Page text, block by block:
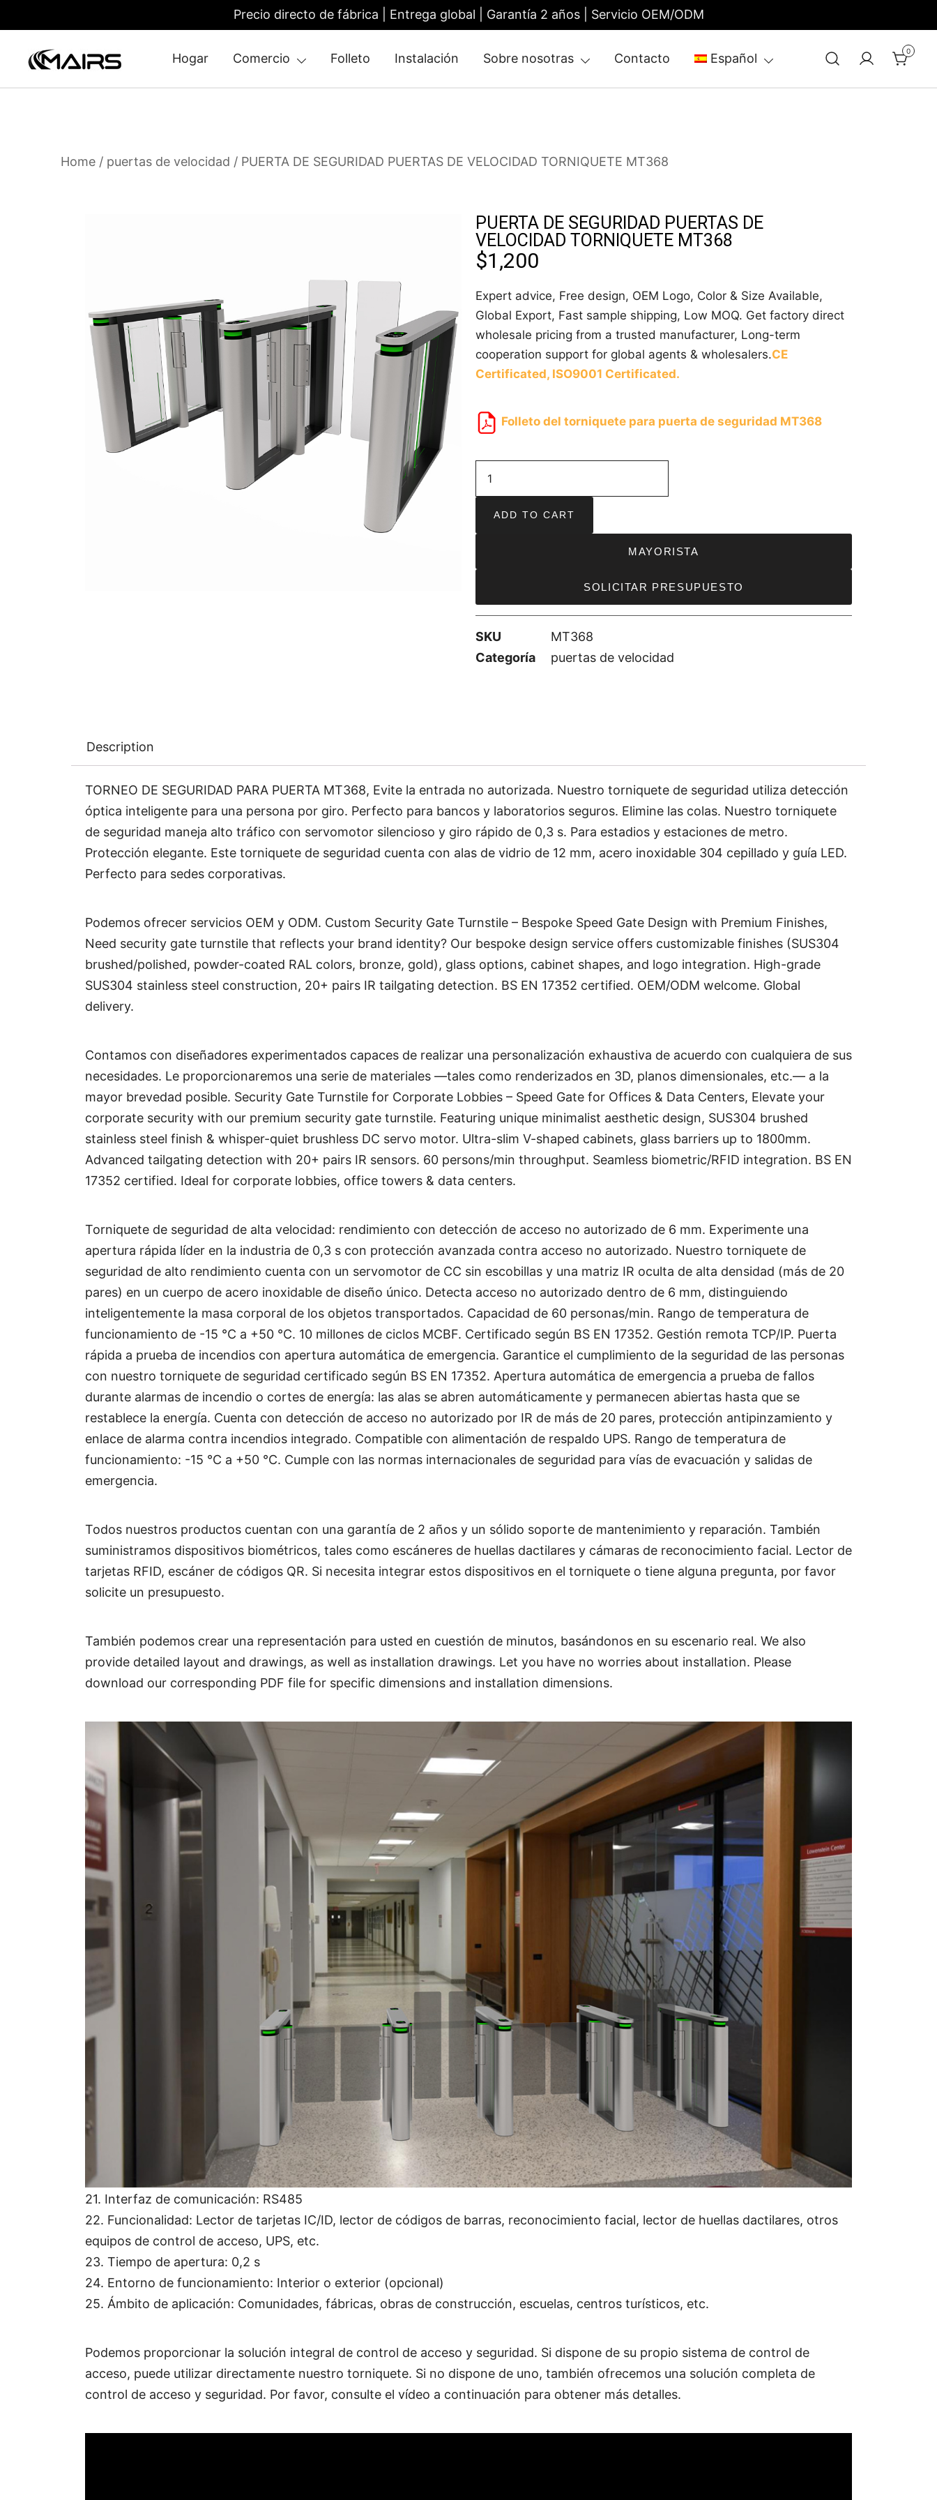
Precio directo de fábrica | Entrega global | Garantía 2 años | Servicio OEM/ODM
Hogar Comercio Folleto Instalación Sobre nosotras Contacto Español 0
Home / puertas de velocidad / PUERTA DE SEGURIDAD PUERTAS DE VELOCIDAD TORNIQUETE MT368
PUERTA DE SEGURIDAD PUERTAS DE
VELOCIDAD TORNIQUETE MT368
$1,200
Expert advice, Free design, OEM Logo, Color & Size Available,
Global Export, Fast sample shipping, Low MOQ. Get factory direct
wholesale pricing from a trusted manufacturer, Long-term
cooperation support for global agents & wholesalers.CE
Certificated, ISO9001 Certificated.
Folleto del torniquete para puerta de seguridad MT368
ADD TO CART
MAYORISTA
SOLICITAR PRESUPUESTO
SKU
MT368
Categoría
puertas de velocidad
Description
TORNEO DE SEGURIDAD PARA PUERTA MT368, Evite la entrada no autorizada. Nuestro torniquete de seguridad utiliza detección
óptica inteligente para una persona por giro. Perfecto para bancos y laboratorios seguros. Elimine las colas. Nuestro torniquete
de seguridad maneja alto tráfico con servomotor silencioso y giro rápido de 0,3 s. Para estadios y estaciones de metro.
Protección elegante. Este torniquete de seguridad cuenta con alas de vidrio de 12 mm, acero inoxidable 304 cepillado y guía LED.
Perfecto para sedes corporativas.
Podemos ofrecer servicios OEM y ODM. Custom Security Gate Turnstile – Bespoke Speed Gate Design with Premium Finishes,
Need security gate turnstile that reflects your brand identity? Our bespoke design service offers customizable finishes (SUS304
brushed/polished, powder-coated RAL colors, bronze, gold), glass options, cabinet shapes, and logo integration. High-grade
SUS304 stainless steel construction, 20+ pairs IR tailgating detection. BS EN 17352 certified. OEM/ODM welcome. Global
delivery.
Contamos con diseñadores experimentados capaces de realizar una personalización exhaustiva de acuerdo con cualquiera de sus
necesidades. Le proporcionaremos una serie de materiales —tales como renderizados en 3D, planos dimensionales, etc.— a la
mayor brevedad posible. Security Gate Turnstile for Corporate Lobbies – Speed Gate for Offices & Data Centers, Elevate your
corporate security with our premium security gate turnstile. Featuring unique minimalist aesthetic design, SUS304 brushed
stainless steel finish & whisper-quiet brushless DC servo motor. Ultra-slim V-shaped cabinets, glass barriers up to 1800mm.
Advanced tailgating detection with 20+ pairs IR sensors. 60 persons/min throughput. Seamless biometric/RFID integration. BS EN
17352 certified. Ideal for corporate lobbies, office towers & data centers.
Torniquete de seguridad de alta velocidad: rendimiento con detección de acceso no autorizado de 6 mm. Experimente una
apertura rápida líder en la industria de 0,3 s con protección avanzada contra acceso no autorizado. Nuestro torniquete de
seguridad de alto rendimiento cuenta con un servomotor de CC sin escobillas y una matriz IR oculta de alta densidad (más de 20
pares) en un cuerpo de acero inoxidable de diseño único. Detecta acceso no autorizado dentro de 6 mm, distinguiendo
inteligentemente la masa corporal de los objetos transportados. Capacidad de 60 personas/min. Rango de temperatura de
funcionamiento de -15 °C a +50 °C. 10 millones de ciclos MCBF. Certificado según BS EN 17352. Gestión remota TCP/IP. Puerta
rápida a prueba de incendios con apertura automática de emergencia. Garantice el cumplimiento de la seguridad de las personas
con nuestro torniquete de seguridad certificado según BS EN 17352. Apertura automática de emergencia a prueba de fallos
durante alarmas de incendio o cortes de energía: las alas se abren automáticamente y permanecen abiertas hasta que se
restablece la energía. Cuenta con detección de acceso no autorizado por IR de más de 20 pares, protección antipinzamiento y
enlace de alarma contra incendios integrado. Compatible con alimentación de respaldo UPS. Rango de temperatura de
funcionamiento: -15 °C a +50 °C. Cumple con las normas internacionales de seguridad para vías de evacuación y salidas de
emergencia.
Todos nuestros productos cuentan con una garantía de 2 años y un sólido soporte de mantenimiento y reparación. También
suministramos dispositivos biométricos, tales como escáneres de huellas dactilares y cámaras de reconocimiento facial. Lector de
tarjetas RFID, escáner de códigos QR. Si necesita integrar estos dispositivos en el torniquete o tiene alguna pregunta, por favor
solicite un presupuesto.
También podemos crear una representación para usted en cuestión de minutos, basándonos en su escenario real. We also
provide detailed layout and drawings, as well as installation drawings. Let you have no worries about installation. Please
download our corresponding PDF file for specific dimensions and installation dimensions.
Parámetro técnico:
1. Tamaño: 1400*150*980 mm (se puede personalizar)
2. Ancho de carril: 600 mm (estándar) 900 mm (discapacitados)
3. Material del brazo: Vidrio templado
4. Velocidad de paso: 40 personas/min
5. Fuente de alimentación: 110V/220V 50/60hz
6. Motor sin escobillas: 40W
7. Señal de puerta abierta: contacto seco/relé
8. Motor de conducción: 24V
9. Peso: 70 kg/unidad
10. Mecanismo antigolpes, se reinicia automáticamente cuando se encuentra con un impacto de fuerza
11. Casing Material: 304 stainless steel
12. Fiabilidad del mecanismo: 5 millones, sin culpa
13. Luces LED en los brazos disponibles
14. Recubrimiento en polvo color oro rosa disponible
15. Brazo con sensor Hall para mayor precisión
16. Dirección de funcionamiento: Bidireccional/Unidireccional
17. Situación de emergencia: Apertura automática en caso de corte de energía. Batería de respaldo integrada
18. Humedad: ≤90%
19. Temperatura de funcionamiento: -20℃～60℃
20. Distancia de comunicación: ≤1200 m
21. Interfaz de comunicación: RS485
22. Funcionalidad: Lector de tarjetas IC/ID, lector de códigos de barras, reconocimiento facial, lector de huellas dactilares, otros
equipos de control de acceso, UPS, etc.
23. Tiempo de apertura: 0,2 s
24. Entorno de funcionamiento: Interior o exterior (opcional)
25. Ámbito de aplicación: Comunidades, fábricas, obras de construcción, escuelas, centros turísticos, etc.
Podemos proporcionar la solución integral de control de acceso y seguridad. Si dispone de su propio sistema de control de
acceso, puede utilizar directamente nuestro torniquete. Si no dispone de uno, también ofrecemos una solución completa de
control de acceso y seguridad. Por favor, consulte el vídeo a continuación para obtener más detalles.